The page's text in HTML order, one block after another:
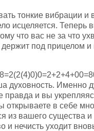
тонкие вибрации и
исцеляется. Теперь
что вас не за что
под прицелом и
духовность. Именно
правда и вы
открываете в себе
из вашего существа
и нечисть уходит